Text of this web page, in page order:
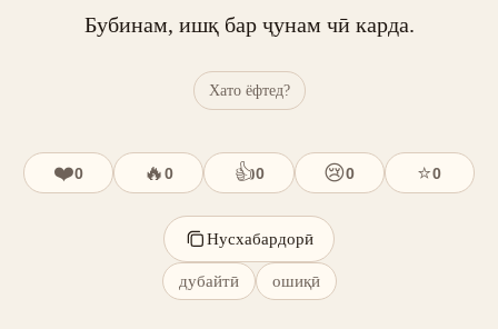
Бубинам, ишқ бар ҷунам чӣ карда.
Хато ёфтед?
❤️0 🔥0 👍0 😢0 ⭐0
Нусхабардорӣ
дубайтӣ ошиқӣ